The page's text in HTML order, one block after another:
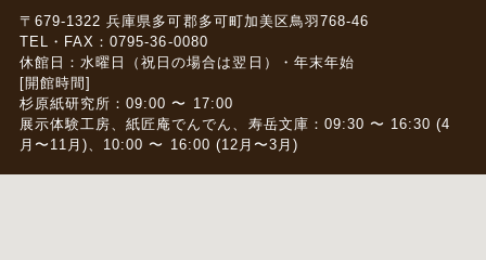
〒679-1322 兵庫県多可郡多可町加美区鳥羽768-46
TEL・FAX：0795-36-0080
休館日：水曜日（祝日の場合は翌日）・年末年始
[開館時間]
杉原紙研究所：09:00 〜 17:00
展示体験工房、紙匠庵でんでん、寿岳文庫：09:30 〜 16:30 (4
月〜11月)、10:00 〜 16:00 (12月〜3月)